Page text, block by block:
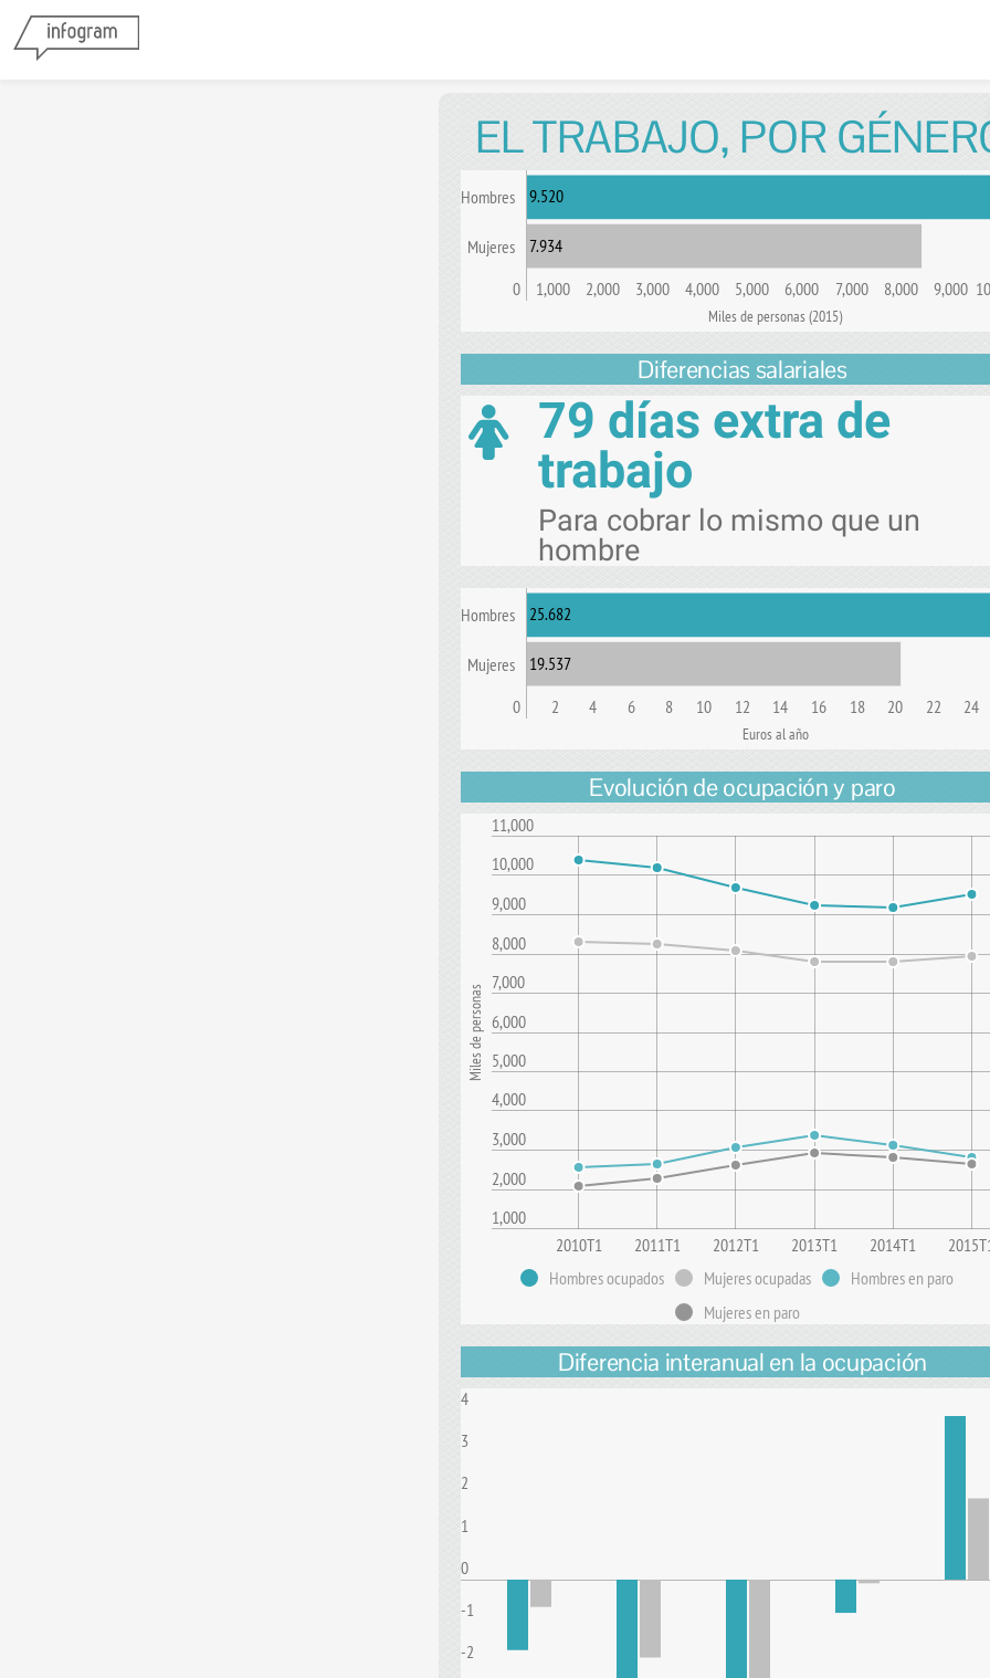
EL TRABAJO, POR
Hombres
Mujeres
0 1,000 2,000 3,000 4,000 5,000 6,000 7,000 8,000 9,000
9.520
7.934
Miles de personas (2015)
Diferencias salariales
79 días extra de
trabajo
Para cobrar lo mismo que un
hombre
Hombres
Mujeres
0 2 4 6 8 10 12 14 16 18 20 22 24
25.682
19.537
Euros al año
Evolución de ocupación y paro
1,000
2,000
3,000
4,000
5,000
6,000
7,000
8,000
9,000
10,000
11,000
2010T1 2011T1 2012T1 2013T1 2014T1
Miles de personas
Hombres ocupados Mujeres ocupadas
Hombres en paro
Mujeres en paro
Diferencia interanual en la ocupación
4
3
2
1
0
-1
-2